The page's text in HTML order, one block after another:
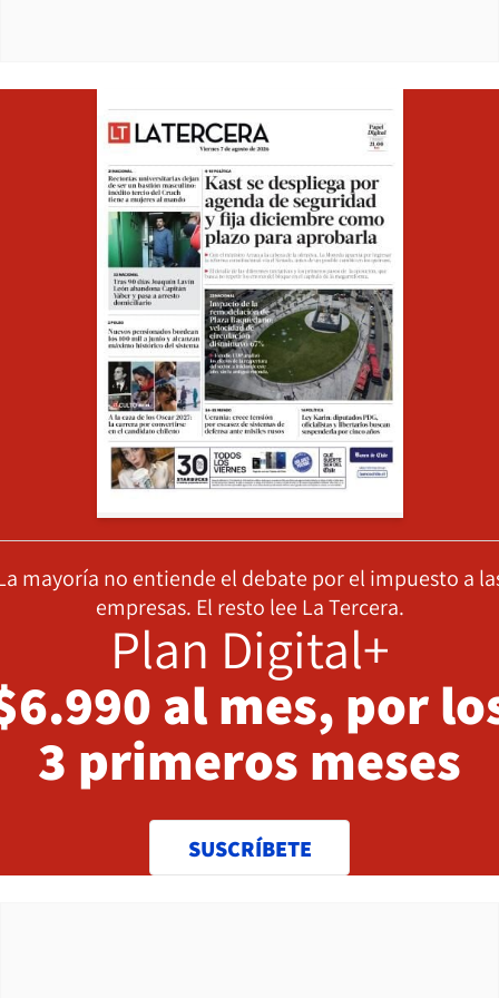
mayoría no entiende el debate por el impuesto a
empresas. El resto lee La Tercera.
Plan Digital+
al mes, por
3 primeros meses
SUSCRÍBETE